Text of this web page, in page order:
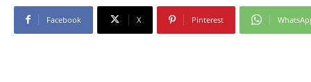
Facebook X Pinterest